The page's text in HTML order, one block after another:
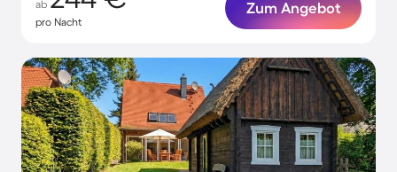
ab
pro Nacht
Zum Angebot